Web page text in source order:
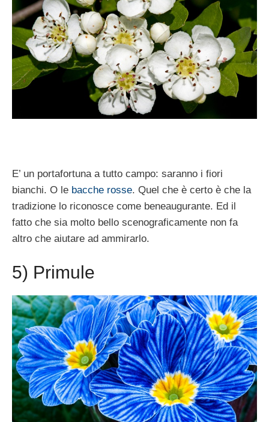
E’ un portafortuna a tutto campo: saranno i fiori
bianchi. O le bacche rosse. Quel che è certo è che la
tradizione lo riconosce come beneaugurante. Ed il
fatto che sia molto bello scenograficamente non fa
altro che aiutare ad ammirarlo.
5) Primule